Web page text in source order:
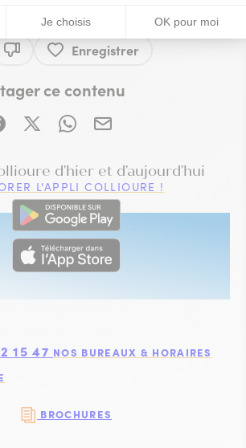
vous a été utile ?
Enregistrer
ce contenu
sur Facebook (nouvelle fenêtre)
Partager sur X / Twitter (nouvelle
Partager sur WhatsApp
Partager par mail
d'hier et d'aujourd'hui
L'APPLI COLLIOURE !
15 47 NOS BUREAUX & HORAIRES
BROCHURES